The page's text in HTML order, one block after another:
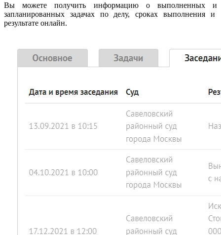
Вы можете получить информацию о выполненных и
запланированных задачах по делу, сроках выполнения и
результате онлайн.